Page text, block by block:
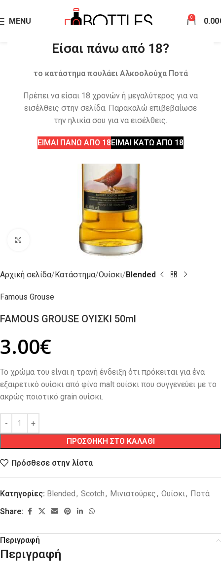
Είσαι πάνω από 18?
το κατάστημα πουλάει Αλκοολούχα Ποτά
Πρέπει να είσαι 18 χρονών ή μεγαλύτερος για να
εισέλθεις στην σελίδα. Παρακαλώ επιβεβαίωσε
την ηλικία σου για να εισέλθεις.
ΕΙΜΑΙ ΠΑΝΩ ΑΠΟ 18ΕΙΜΑΙ ΚΑΤΩ ΑΠΟ 18
MENU 0 0.00
Click to enlarge
Αρχική σελίδα Κατάστημα Ουίσκι Blended
Famous Grouse
FAMOUS GROUSE ΟΥΙΣΚΙ 50ml
3.00€
Το χρώμα του είναι η τρανή ένδειξη ότι πρόκειται για ένα
εξαιρετικό ουίσκι από φίνο malt ουίσκι που συγγενεύει με το
ακρώς ποιοτικό grain ουίσκι.
ΠΡΟΣΘΗΚΗ ΣΤΟ ΚΑΛΑΘΙ
Πρόσθεσε στην λίστα
Κατηγορίες: Blended, Scotch, Μινιατούρες, Ουίσκι, Ποτά
Share:
Περιγραφή
Περιγραφή